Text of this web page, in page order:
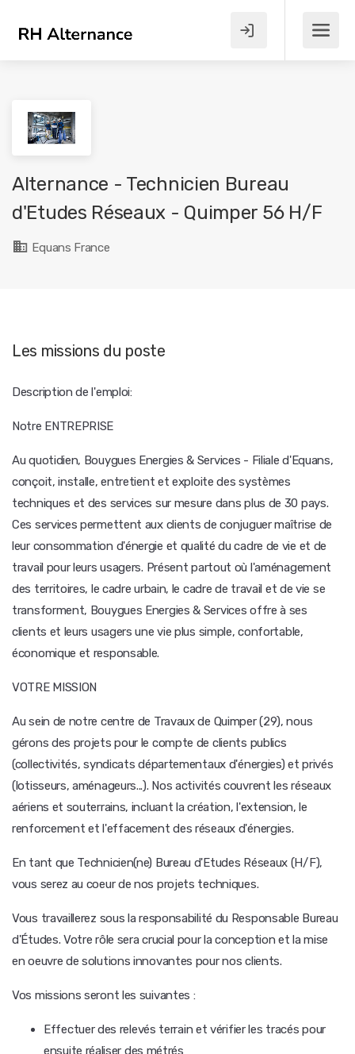
Alternance - Technicien Bureau
d'Etudes Réseaux - Quimper 56 H/F
Equans France
Les missions du poste
Description de l'emploi:
Notre ENTREPRISE
Au quotidien, Bouygues Energies & Services - Filiale d'Equans,
conçoit, installe, entretient et exploite des systèmes
techniques et des services sur mesure dans plus de 30 pays.
Ces services permettent aux clients de conjuguer maîtrise de
leur consommation d'énergie et qualité du cadre de vie et de
travail pour leurs usagers. Présent partout où l'aménagement
des territoires, le cadre urbain, le cadre de travail et de vie se
transforment, Bouygues Energies & Services offre à ses
clients et leurs usagers une vie plus simple, confortable,
économique et responsable.
VOTRE MISSION
Au sein de notre centre de Travaux de Quimper (29), nous
gérons des projets pour le compte de clients publics
(collectivités, syndicats départementaux d'énergies) et privés
(lotisseurs, aménageurs...). Nos activités couvrent les réseaux
aériens et souterrains, incluant la création, l'extension, le
renforcement et l'effacement des réseaux d'énergies.
En tant que Technicien(ne) Bureau d'Etudes Réseaux (H/F),
vous serez au coeur de nos projets techniques.
Vous travaillerez sous la responsabilité du Responsable Bureau
d'Études. Votre rôle sera crucial pour la conception et la mise
en oeuvre de solutions innovantes pour nos clients.
Vos missions seront les suivantes :
Effectuer des relevés terrain et vérifier les tracés pour
ensuite réaliser des métrés